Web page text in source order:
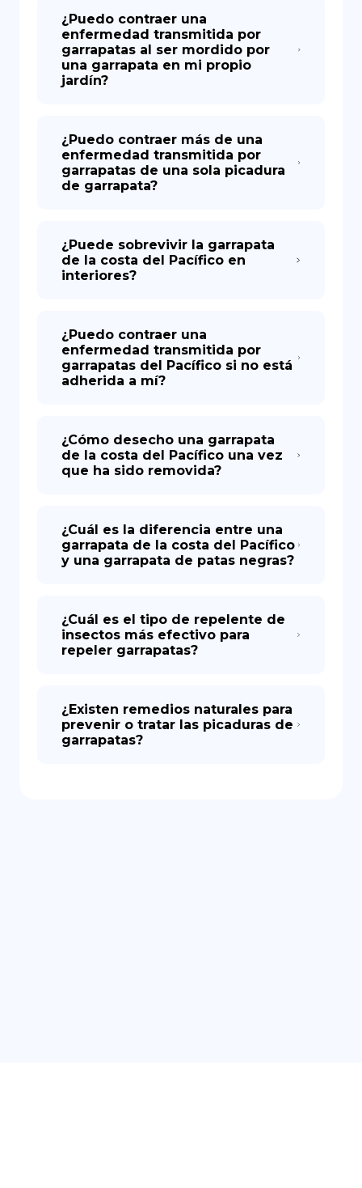
¿Puedo contraer una
enfermedad transmitida por
garrapatas al ser mordido por
una garrapata en mi propio
jardín?
¿Puedo contraer más de una
enfermedad transmitida por
garrapatas de una sola picadura
de garrapata?
¿Puede sobrevivir la garrapata
de la costa del Pacífico en
interiores?
¿Puedo contraer una
enfermedad transmitida por
garrapatas del Pacífico si no está
adherida a mí?
¿Cómo desecho una garrapata
de la costa del Pacífico una vez
que ha sido removida?
¿Cuál es la diferencia entre una
garrapata de la costa del Pacífico
y una garrapata de patas negras?
¿Cuál es el tipo de repelente de
insectos más efectivo para
repeler garrapatas?
¿Existen remedios naturales para
prevenir o tratar las picaduras de
garrapatas?